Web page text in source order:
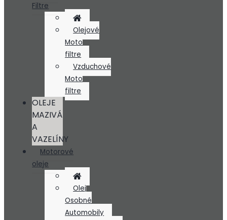
Filtre
Olejové
Moto
filtre
Vzduchové
Moto
filtre
OLEJE
MAZIVÁ
A
VAZELÍNY
Motorové
oleje
Olej
Osobné
Automobily